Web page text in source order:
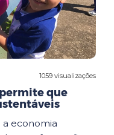
1059 visualizações
que
a economia